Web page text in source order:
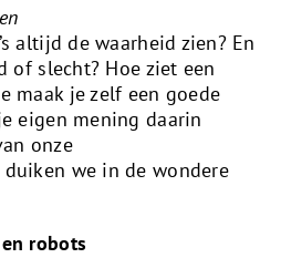
altijd de waarheid zien? En
of slecht? Hoe ziet een
maak je zelf een goede
eigen mening daarin
onze
we in de wondere
robots